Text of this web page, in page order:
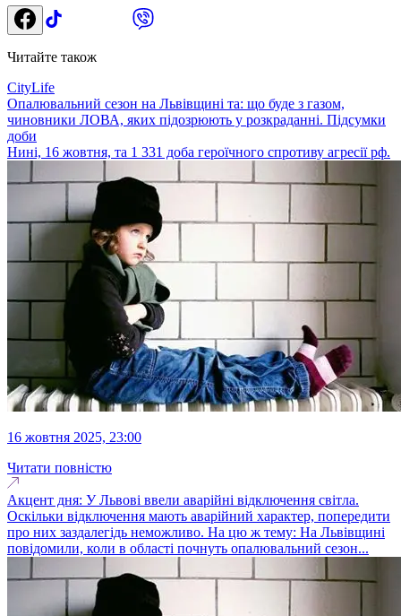
Читайте також
CityLife
Опалювальний сезон на Львівщині та: що буде з газом,
чиновники ЛОВА, яких підозрюють у розкраданні. Підсумки
доби
Нині, 16 жовтня, та 1 331 доба героїчного спротиву агресії рф.
16 жовтня 2025, 23:00
Читати повністю
Акцент дня: У Львові ввели аварійні відключення світла.
Оскільки відключення мають аварійний характер, попередити
про них заздалегідь неможливо. На цю ж тему: На Львівщині
повідомили, коли в області почнуть опалювальний сезон...